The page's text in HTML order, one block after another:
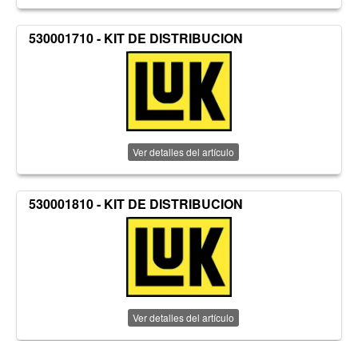
530001710 - KIT DE DISTRIBUCION
Ver detalles del artículo
530001810 - KIT DE DISTRIBUCION
Ver detalles del artículo